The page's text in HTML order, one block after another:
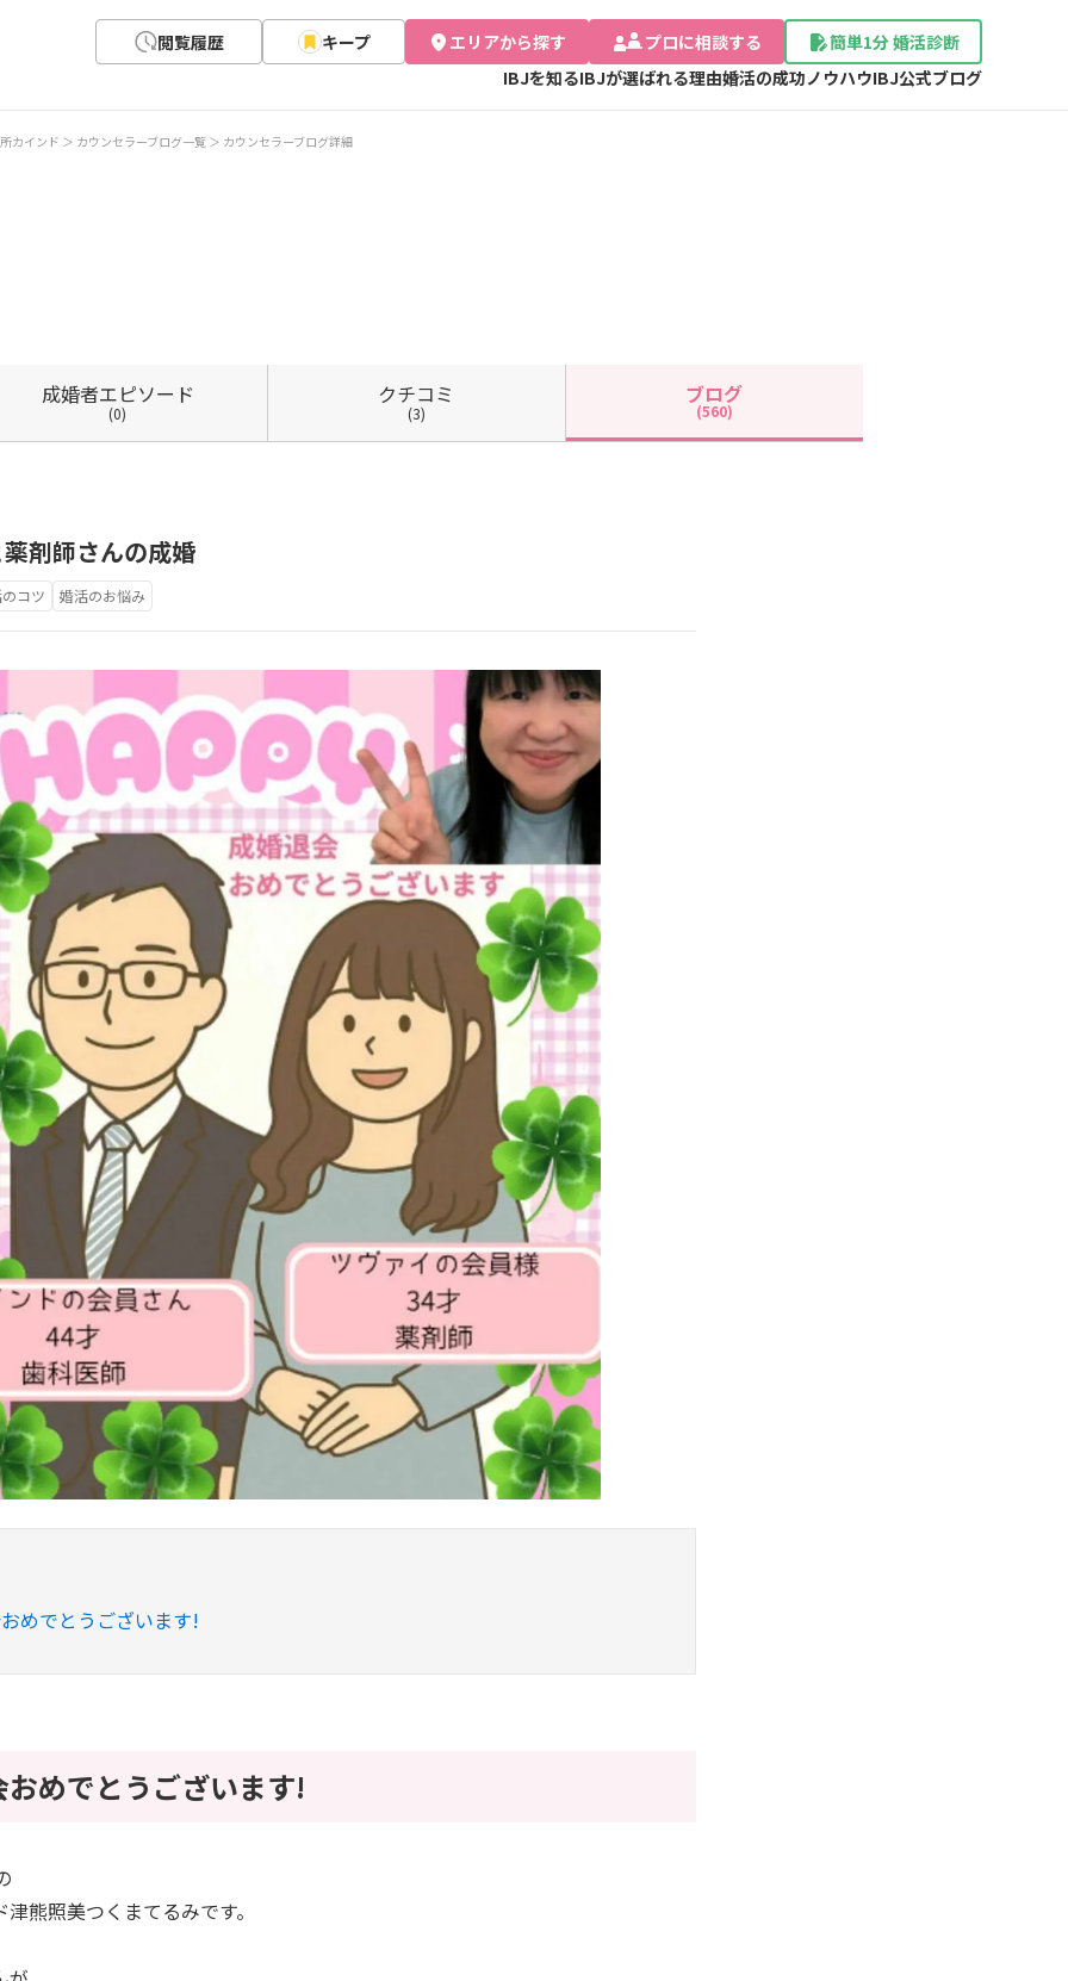
閲覧履歴 キープ エリアから探す プロに相談する
簡単1分 婚活診断
IBJを知るIBJが選ばれる理由婚活の成功ノウハウIBJ公式ブログ
カインド カウンセラーブログ一覧 カウンセラーブログ詳細
成婚者エピソード
(0)
クチコミ
(3)
ブログ
(560)
剤師さんの成婚
コツ 婚活のお悩み
めでとうございます!
めでとうございます!
熊照美つくまてるみです。